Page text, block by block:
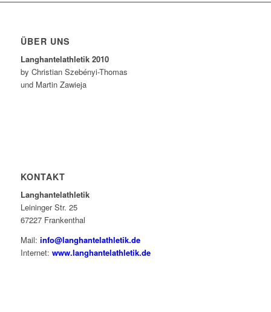
ÜBER UNS
Langhantelathletik 2010
by Christian Szebényi-Thomas
und Martin Zawieja
KONTAKT
Langhantelathletik
Leininger Str. 25
67227 Frankenthal
Mail: info@langhantelathletik.de
Internet: www.langhantelathletik.de